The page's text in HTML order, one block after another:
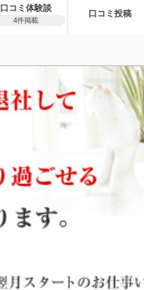
口コミ体験談
4件掲載
口コミ 投稿